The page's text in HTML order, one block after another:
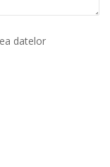
datelor